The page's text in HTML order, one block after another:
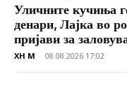
Уличните кучиња
денари, Лајка во
пријави за
XH M - 08.08.2026 17:02